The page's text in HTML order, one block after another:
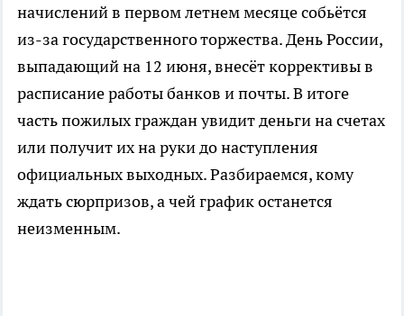
начислений в первом летнем месяце собьётся
из-за государственного торжества. День России,
выпадающий на 12 июня, внесёт коррективы в
расписание работы банков и почты. В итоге
часть пожилых граждан увидит деньги на счетах
или получит их на руки до наступления
официальных выходных. Разбираемся, кому
ждать сюрпризов, а чей график останется
неизменным.